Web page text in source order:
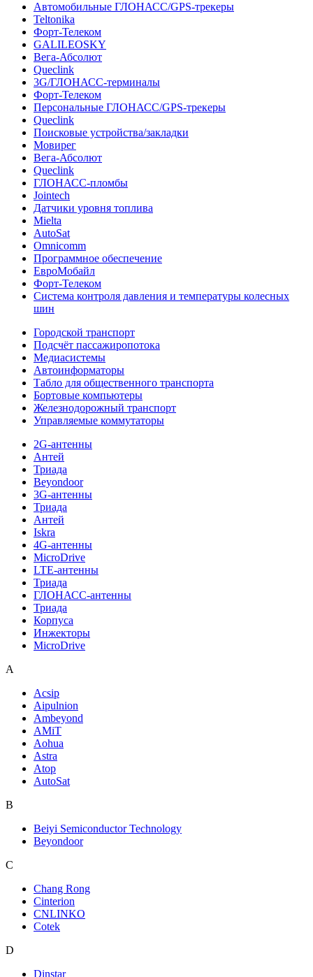
Автомобильные ГЛОНАСС/GPS-трекеры
Teltonika
Форт-Телеком
GALILEOSKY
Вега-Абсолют
Queclink
3G/ГЛОНАСС-терминалы
Форт-Телеком
Персональные ГЛОНАСС/GPS-трекеры
Queclink
Поисковые устройства/закладки
Мовирег
Вега-Абсолют
Queclink
ГЛОНАСС-пломбы
Jointech
Датчики уровня топлива
Mielta
AutoSat
Omnicomm
Программное обеспечение
ЕвроМобайл
Форт-Телеком
Система контроля давления и температуры колесных
шин
Городской транспорт
Подсчёт пассажиропотока
Медиасистемы
Автоинформаторы
Табло для общественного транспорта
Бортовые компьютеры
Железнодорожный транспорт
Управляемые коммутаторы
2G-антенны
Антей
Триада
Beyondoor
3G-антенны
Триада
Антей
Iskra
4G-антенны
MicroDrive
LTE-антенны
Триада
ГЛОНАСС-антенны
Триада
Корпуса
Инжекторы
MicroDrive
A
Acsip
Aipulnion
Ambeyond
AMiT
Aohua
Astra
Atop
AutoSat
B
Beiyi Semiconductor Technology
Beyondoor
C
Chang Rong
Cinterion
CNLINKO
Cotek
D
Dinstar